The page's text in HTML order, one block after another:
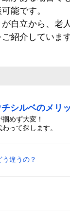
能です。
自立から、老
紹介していま
シルベのメリ
めず大変！
って探します。
違うの？